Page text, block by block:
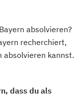
absolvieren?
recherchiert,
absolvieren kannst.
dass du als